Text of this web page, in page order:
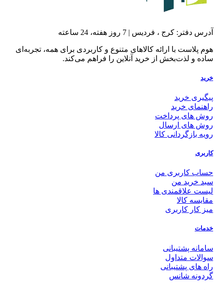
آدرس دفتر: کرج ، فردیس | 7 روز هفته، 24 ساعته
هوم پلاست با ارائه کالاهای متنوع و کاربردی برای همه، تجربه‌ای
ساده و لذت‌بخش از خرید آنلاین را فراهم می‌کند.
خرید
پیگیری خرید
راهنمای خرید
روش های پرداخت
روش های ارسال
رویه بازگردانی کالا
کاربری
حساب کاربری من
سبد خرید من
لیست علاقمندی ها
مقایسه کالا
میز کار کاربری
خدمات
سامانه پشتیبانی
سوالات متداول
راه های پشتیبانی
گردونه شانس